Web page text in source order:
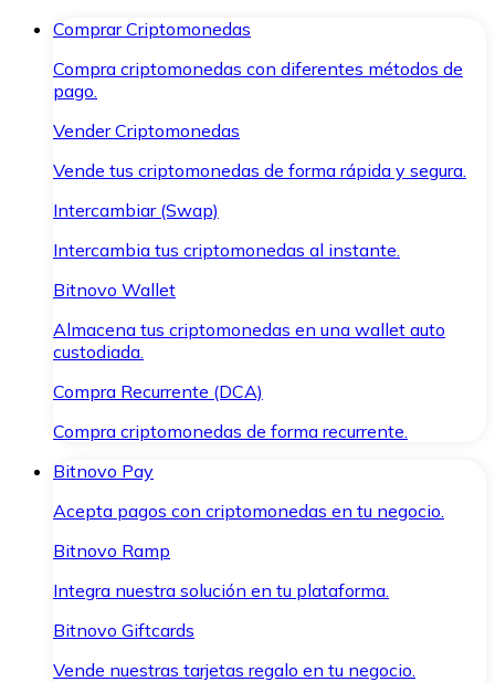
Comprar Criptomonedas
Compra criptomonedas con diferentes métodos de
pago.
Vender Criptomonedas
Vende tus criptomonedas de forma rápida y segura.
Intercambiar (Swap)
Intercambia tus criptomonedas al instante.
Bitnovo Wallet
Almacena tus criptomonedas en una wallet auto
custodiada.
Compra Recurrente (DCA)
Compra criptomonedas de forma recurrente.
Bitnovo Pay
Acepta pagos con criptomonedas en tu negocio.
Bitnovo Ramp
Integra nuestra solución en tu plataforma.
Bitnovo Giftcards
Vende nuestras tarjetas regalo en tu negocio.